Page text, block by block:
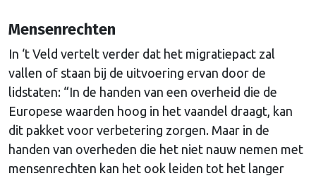
Mensenrechten
In ‘t Veld vertelt verder dat het migratiepact zal
vallen of staan bij de uitvoering ervan door de
lidstaten: “In de handen van een overheid die de
Europese waarden hoog in het vaandel draagt, kan
dit pakket voor verbetering zorgen. Maar in de
handen van overheden die het niet nauw nemen met
mensenrechten kan het ook leiden tot het langer